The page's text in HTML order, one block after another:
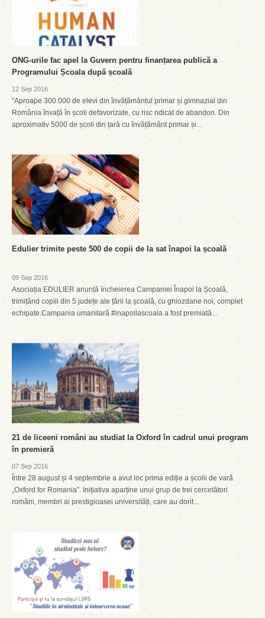
ONG-urile fac apel la Guvern pentru finanțarea publică a
Programului Școala după școală
12 Sep 2016
“Aproape 300.000 de elevi din învățământul primar și gimnazial din
România învață în școli defavorizate, cu risc ridicat de abandon. Din
aproximativ 5000 de școli din țară cu învățământ primar și...
Edulier trimite peste 500 de copii de la sat înapoi la școală
09 Sep 2016
Asociația EDULIER anunță încheierea Campaniei Înapoi la Școală,
trimițând copiii din 5 județe ale țării la școală, cu ghiozdane noi, complet
echipate.Campania umanitară #inapoilascoala a fost premiată...
21 de liceeni români au studiat la Oxford în cadrul unui program
în premieră
07 Sep 2016
Între 28 august și 4 septembrie a avut loc prima ediție a școlii de vară
„Oxford for Romania”. Inițiativa aparține unui grup de trei cercetători
români, membri ai prestigioasei universități, care au dorit...